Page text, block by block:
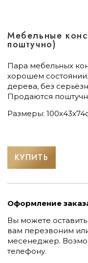
Мебельные
поштучно)
Пара мебельных
хорошем
дерева, без
Продаются
Размеры:
КУПИТЬ
Оформление
Вы можете
вам перезвоним
месенеджер.
телефону.